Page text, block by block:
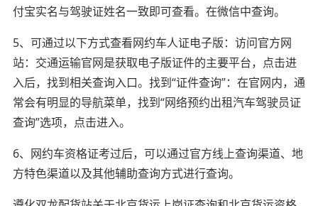
付宝实名与驾驶证姓名一致即可查看。在微信中查询。
5、可通过以下方式查看网约车人证电子版：访问官方网
站：交通运输官网是获取电子版证件的主要平台，点击进
入后，找到相关查询入口。找到“证件查询”：在官网内，通
常会有明显的导航菜单，找到“网络预约出租汽车驾驶员证
查询”选项，点击进入。
6、网约车资格证考过后，可以通过官方线上查询渠道、地
方特色渠道以及其他辅助查询方式进行查询。